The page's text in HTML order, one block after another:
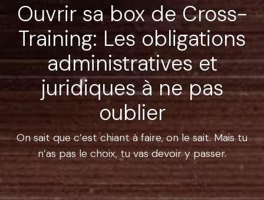
Ouvrir sa box de Cross-
Training: Les obligations
administratives et
juridiques à ne pas
oublier
On sait que c’est chiant à faire, on le sait. Mais tu
n’as pas le choix, tu vas devoir y passer.